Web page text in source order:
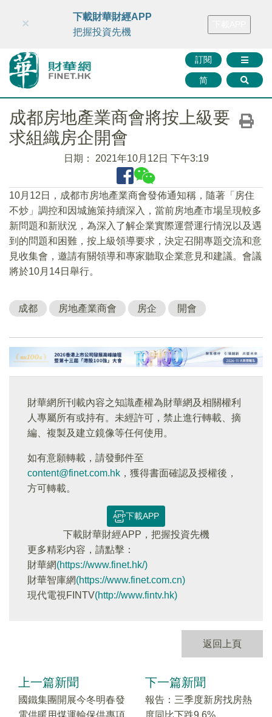
財華智庫網 FINTV FINMETA 財華證券 媒體矩陣
訂閱
简
×
下載財華財經APP
把握投資先機
成都房地產業商會將按上級要
求組織房企開會
日期： 2021年10月12日 下午3:19
10月12日，成都市房地產業商會發佈通知稱，隨著「房住
不炒」調控和因城施策持續深入，當前房地產市場呈現較多
新問題和新狀況，為深入了解企業實際運營運行情況以及遇
到的問題和困難，按上級領導要求，決定召開專題交流和意
見收集會，邀請有關領導和專家聽取企業意見和建議。會議
將於10月14日舉行。
成都 房地產業商會 房企 開會
財華網所刊載內容之知識產權為財華網及相關權利
人專屬所有或持有。未經許可，禁止進行轉載、摘
編、複製及建立鏡像等任何使用。
如有意願轉載，請發郵件至
content@finet.com.hk ，獲得書面確認及授權後，
方可轉載。
下載APP
下載財華財經APP，把握投資先機
更多精彩内容，請點擊：
財華網(https://www.finet.hk/)
財華智庫網(https://www.finet.com.cn)
現代電視FINTV(http://www.fintv.hk)
返回上頁
上一篇新聞
國鐵集團開展今冬明春發
電供暖用煤運輸保供專項
下一篇新聞
報告：三季度新房找房熱
度同比下跌9.6%